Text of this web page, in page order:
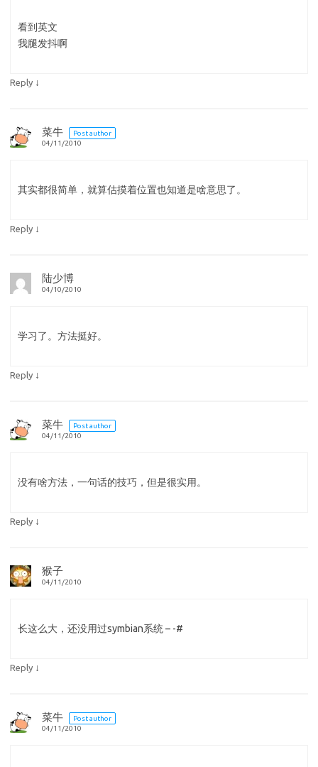
看到英文
我腿发抖啊
Reply ↓
菜牛
Post author
04/11/2010
其实都很简单，就算估摸着位置也知道是啥意思了。
Reply ↓
陆少博
04/10/2010
学习了。方法挺好。
Reply ↓
菜牛
Post author
04/11/2010
没有啥方法，一句话的技巧，但是很实用。
Reply ↓
猴子
04/11/2010
长这么大，还没用过symbian系统 – -#
Reply ↓
菜牛
Post author
04/11/2010